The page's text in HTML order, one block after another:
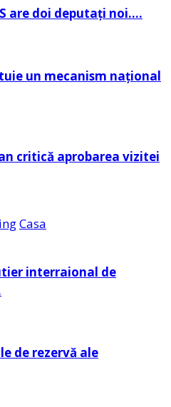
are doi deputați noi….
un mecanism național
critică aprobarea vizitei
Casa
interraional de
de rezervă ale